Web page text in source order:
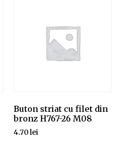
Buton striat cu filet din
bronz H767-26 M08
4.70lei